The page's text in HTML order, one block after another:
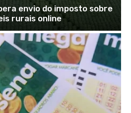
envio do imposto sobre
rurais online